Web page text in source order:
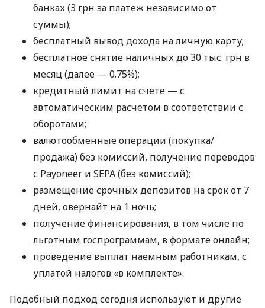
банках (3 грн за платеж независимо от
суммы);
бесплатный вывод дохода на личную карту;
бесплатное снятие наличных до 30 тыс. грн в
месяц (далее — 0.75%);
кредитный лимит на счете — с
автоматическим расчетом в соответствии с
оборотами;
валютообменные операции (покупка/
продажа) без комиссий, получение переводов
с Payoneer и SEPA (без комиссий);
размещение срочных депозитов на срок от 7
дней, овернайт на 1 ночь;
получение финансирования, в том числе по
льготным госпрограммам, в формате онлайн;
проведение выплат наемным работникам, с
уплатой налогов «в комплекте».
Подобный подход сегодня используют и другие